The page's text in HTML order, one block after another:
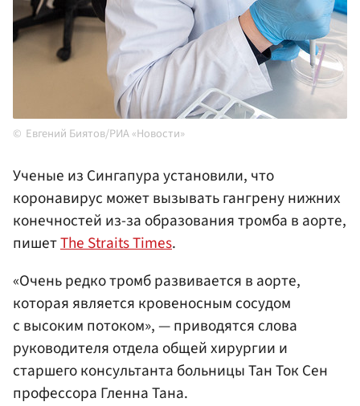
Евгений Биятов/РИА «Новости»
Ученые из Сингапура установили, что
коронавирус может вызывать гангрену нижних
конечностей из-за образования тромба в аорте,
пишетThe Straits Times.
«Очень редко тромб развивается в аорте,
которая является кровеносным сосудом
с высоким потоком», — приводятся слова
руководителя отдела общей хирургии и
старшего консультанта больницы Тан Ток Сен
профессора Гленна Тана.